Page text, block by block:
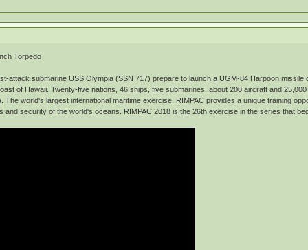
Torpedo
attack submarine USS Olympia (SSN 717) prepare to launch a UGM-84 Harpoon
of Hawaii. Twenty-five nations, 46 ships, five submarines, about 200 aircraft and
The world's largest international maritime exercise, RIMPAC provides a unique training
and security of the world's oceans. RIMPAC 2018 is the 26th exercise in the series that